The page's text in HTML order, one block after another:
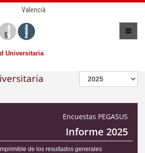
Valencià
Universitaria
Encuestas PEGASUS
Informe 2025
de los resultados generales